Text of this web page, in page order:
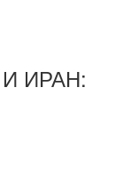
ИРАН: